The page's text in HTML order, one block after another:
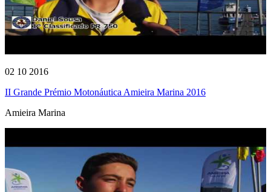
02 10 2016
II Grande Prémio Motonáutica Amieira Marina 2016
Amieira Marina